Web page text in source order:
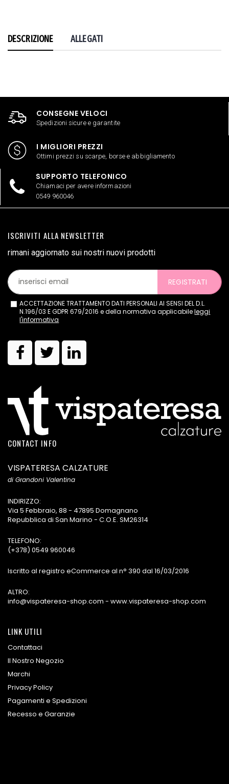
DESCRIZIONE ALLEGATI
CONSEGNE VELOCI
Spedizioni sicure e garantite
I MIGLIORI PREZZI
Ottimi prezzi su scarpe, borse e abbigliamento
SUPPORTO TELEFONICO
Chiamaci per avere informazioni
0549 960046
ISCRIVITI ALLA NEWSLETTER
rimani aggiornato sui nostri nuovi prodotti
REGISTRATI
ACCETTAZIONE TRATTAMENTO DATI PERSONALI AI SENSI DEL D.L.
N.196/03 E GDPR 679/2016 e della normativa applicabileleggi
l'informativa
CONTACT INFO
VISPATERESA CALZATURE
di Grandoni Valentina
INDIRIZZO:
Via 5 Febbraio, 88 - 47895 Domagnano
Repubblica di San Marino - C.O.E. SM26314
TELEFONO:
(+378) 0549 960046
Iscritto al registro eCommerce al n° 390 dal 16/03/2016
ALTRO:
info@vispateresa-shop.com - www.vispateresa-shop.com
LINK UTILI
Contattaci
Il Nostro Negozio
Marchi
Privacy Policy
Pagamenti e Spedizioni
Recesso e Garanzie